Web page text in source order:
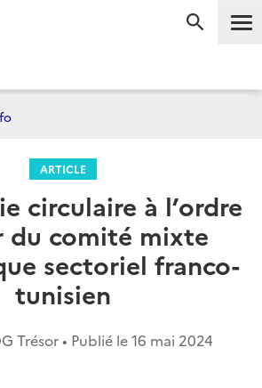
ARTICLE
circulaire à l’ordre
du comité mixte
sectoriel franco-
tunisien
Trésor • Publié le16 mai 2024